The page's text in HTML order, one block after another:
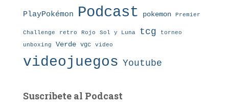
PlayPokémon Podcast pokemon Premier
Challenge retro Rojo Sol y Luna tcg torneo
unboxing Verde vgc video
videojuegos Youtube
Suscribete al Podcast